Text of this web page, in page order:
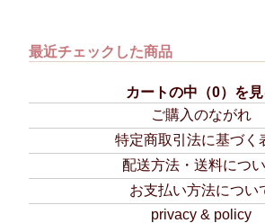
最近チェックした商品
カートの中（0）を
ご購入のながれ
特定商取引法に基づく
配送方法・送料につ
お支払い方法につい
privacy & policy